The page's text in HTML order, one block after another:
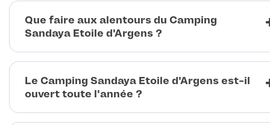
Que faire aux alentours du Camping
Sandaya Etoile d'Argens ?
Le Camping Sandaya Etoile d'Argens est-il
ouvert toute l'année ?